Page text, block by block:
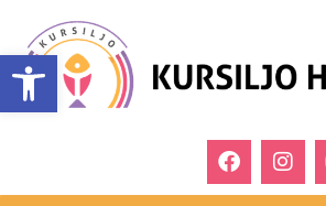
Open toolbar